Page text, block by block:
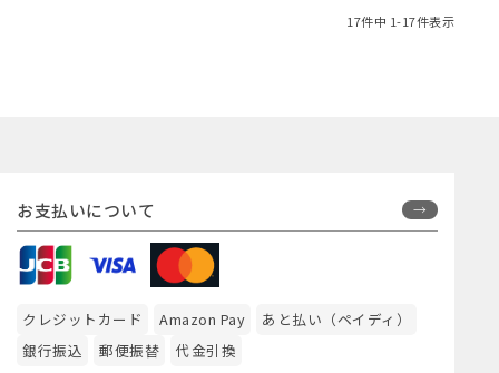
17件中 1-17件表示
お支払いについて
クレジットカード Amazon Pay
あと払い（ペイディ）
銀行振込
郵便振替 代金引換